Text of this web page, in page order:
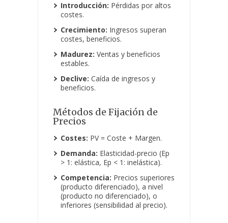
Introducción: Pérdidas por altos
costes.
Crecimiento: Ingresos superan
costes, beneficios.
Madurez: Ventas y beneficios
estables.
Declive: Caída de ingresos y
beneficios.
Métodos de Fijación de
Precios
Costes: PV = Coste + Margen.
Demanda: Elasticidad-precio (Ep
> 1: elástica, Ep < 1: inelástica).
Competencia: Precios superiores
(producto diferenciado), a nivel
(producto no diferenciado), o
inferiores (sensibilidad al precio).